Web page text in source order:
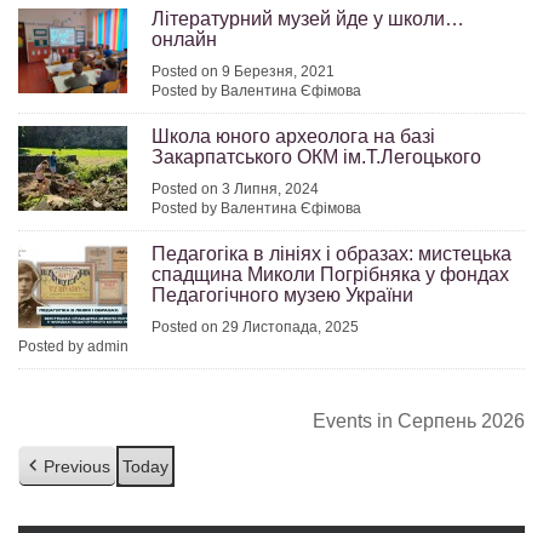
Літературний музей йде у школи…
онлайн
Posted on 9 Березня, 2021
Posted by Валентина Єфімова
Школа юного археолога на базі
Закарпатського ОКМ ім.Т.Легоцького
Posted on 3 Липня, 2024
Posted by Валентина Єфімова
Педагогіка в лініях і образах: мистецька
спадщина Миколи Погрібняка у фондах
Педагогічного музею України
Posted on 29 Листопада, 2025
Posted by admin
Events in Серпень 2026
Previous Today